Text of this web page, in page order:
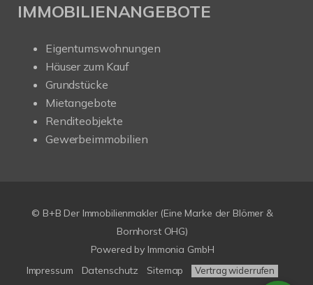
IMMOBILIENANGEBOTE
Eigentumswohnungen
Häuser zum Kauf
Grundstücke
Mietangebote
Renditeobjekte
Gewerbeimmobilien
© B+B Der Immobilienmakler (Eine Marke der Blömer &
Bornhorst OHG)
Powered by Immonia GmbH
Impressum
Datenschutz Sitemap Vertrag widerrufen